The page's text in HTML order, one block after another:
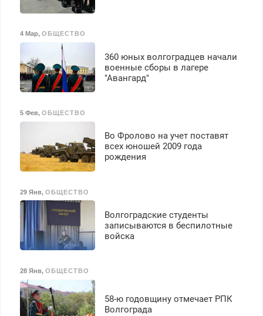
4 Мар, ОБЩЕСТВО
360 юных волгоградцев начали
военные сборы в лагере
"Авангард"
5 Фев, ОБЩЕСТВО
Во Фролово на учет поставят
всех юношей 2009 года
рождения
29 Янв, ОБЩЕСТВО
Волгоградские студенты
записываются в беспилотные
войска
28 Янв, ОБЩЕСТВО
58-ю годовщину отмечает РПК
Волгограда